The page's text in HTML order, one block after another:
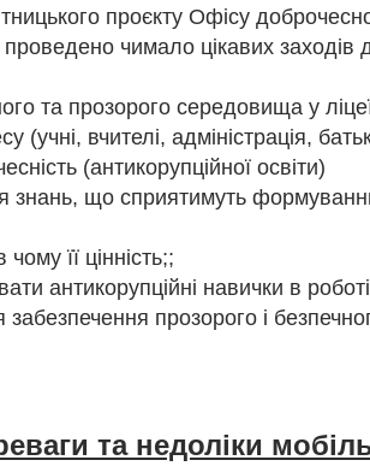
проєкту Офісу
чимало цікавих заходів
та прозорого середовища у
(учні, вчителі, адміністрація,
(антикорупційної освіти)
що сприятимуть
її цінність;;
антикорупційні навички в
прозорого і
та недоліки